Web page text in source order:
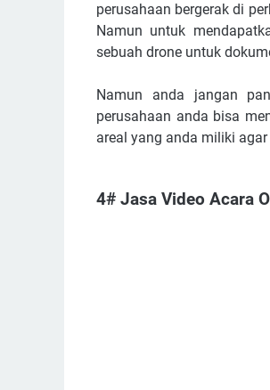
perusahaan bergerak di
Namun untuk
sebuah drone untuk
Namun anda jangan
perusahaan anda bisa
areal yang anda miliki
4# Jasa Video Acara